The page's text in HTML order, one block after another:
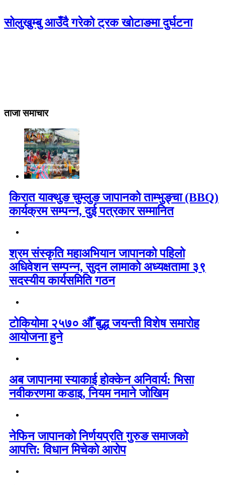
सोलुखुम्बु आउँदै गरेको ट्रक खोटाङमा दुर्घटना
ताजा समाचार
किरात याक्थुङ चुम्लुङ जापानको ताम्भुङ्चा (BBQ)
कार्यक्रम सम्पन्न, दुई पत्रकार सम्मानित
श्रम संस्कृति महाअभियान जापानको पहिलो
अधिवेशन सम्पन्न, सुदन लामाको अध्यक्षतामा ३९
सदस्यीय कार्यसमिति गठन
टोकियोमा २५७० औँ बुद्ध जयन्ती विशेष समारोह
आयोजना हुने
अब जापानमा स्याकाई होक्केन अनिवार्य: भिसा
नवीकरणमा कडाइ, नियम नमाने जोखिम
नेफिन जापानको निर्णयप्रति गुरुङ समाजको
आपत्ति: विधान मिचेको आरोप